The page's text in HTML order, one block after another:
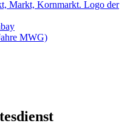
MWG)